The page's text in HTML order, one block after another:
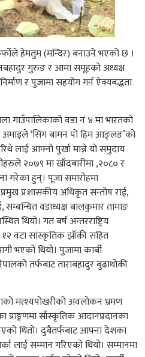
हेमतुम (मन्दिर) बनाउने भएको छ ।
गुरुङ र आमा समूहको अध्यक्ष
र पुजामा सहयोग गर्न ऐक्यबद्धता
गाउँपालिकाको वडा नं ४ मा भारतको
अमाइले ‘सिंग बामन पो हिम आङ्लङ’को
लाई आफ्नो पुर्खा मान्ने यो समुदाय
२०७९ मा खाँदबारीमा ,२०८० र
गरेका हुन्। पूजा समारोहमा
प्रशासकीय अधिकृत सन्तोष राई,
सम्बन्धित वडाध्यक्ष बालकुमार तामाङ
थियो। गत बर्ष अन्तरराष्ट्रिय
वटा सांस्कृतिक झाँकी सहित
भएको थियो। पुजामा कार्बी
तर्फबाट ताराबहादुर बुढाथोकी
मत्श्यपोखरीको अवलोकन भ्रमण
प्राङ्गणमा साँस्कृतिक आदानप्रदानका
थितो। दुबैतर्फबाट आफ्ना देशका
लाई सम्मान गरिएको थियो। सम्मानमा